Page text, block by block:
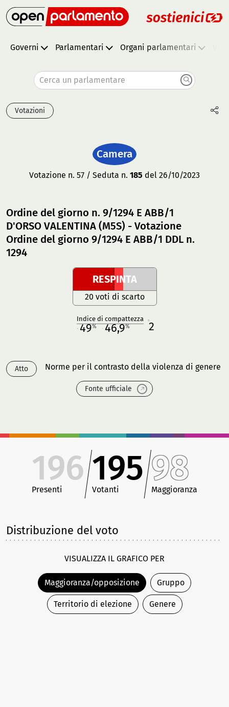
Governi Parlamentari Organi parlamentari
Cerca un parlamentare
Votazioni
Camera
Votazione n. 57 / Seduta n. 185 del 26/10/2023
Ordine del giorno n. 9/1294 E ABB/1
D'ORSO VALENTINA (M5S) - Votazione
Ordine del giorno 9/1294 E ABB/1 DDL n.
1294
RESPINTA
20 voti di scarto
Indice di compattezza
49% 46,9% 2
Atto Norme per il contrasto della violenza di genere
Fonte ufficiale
196
Presenti
195
Votanti
98
Maggioranza
Distribuzione del voto
VISUALIZZA IL GRAFICO PER
Maggioranza/opposizione Gruppo
Territorio di elezione Genere